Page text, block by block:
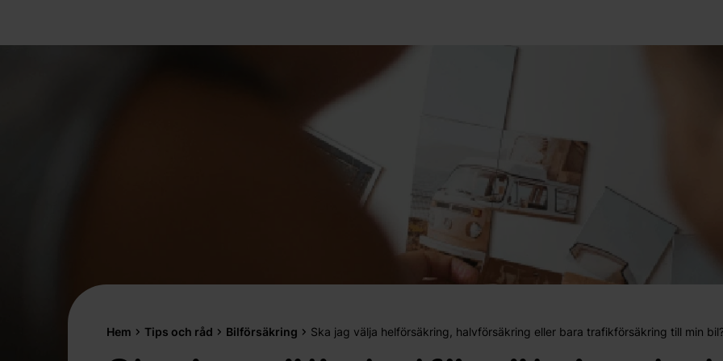
Hem Tips och råd Bilförsäkring Ska jag välja helförsäkring, halvförsäkring eller bara trafikförsäkring till min